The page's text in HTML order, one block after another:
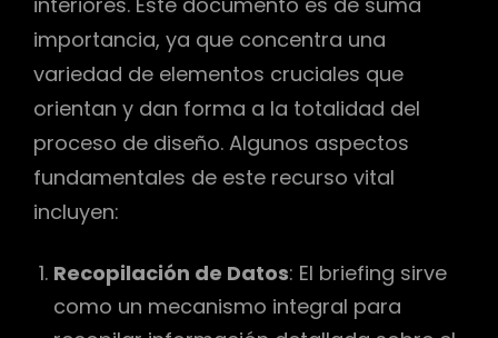
importancia, ya que concentra una
variedad de elementos cruciales que
orientan y dan forma a la totalidad del
proceso de diseño. Algunos aspectos
fundamentales de este recurso vital
incluyen:
Recopilación de Datos: El briefing sirve
como un mecanismo integral para